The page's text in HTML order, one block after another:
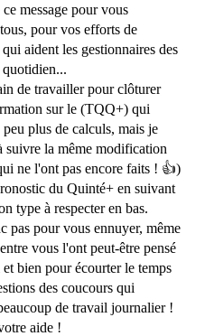
message pour vous
pour vos efforts de
aident les gestionnaires des
de travailler pour clôturer
sur le (TQQ+) qui
plus de calculs, mais je
suivre la même modification
ne l'ont pas encore faits ! 👍)
du Quinté+ en suivant
type à respecter en bas.
pas pour vous ennuyer, même
vous l'ont peut-être pensé
bien pour écourter le temps
des coucours qui
de travail journalier !
aide !